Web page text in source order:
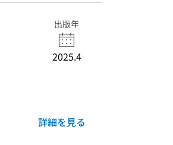
出版年
2025.4
詳細を見る